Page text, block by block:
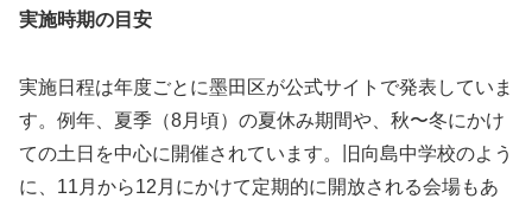
実施時期の目安
実施日程は年度ごとに墨田区が公式サイトで発表していま
す。例年、夏季（8月頃）の夏休み期間や、秋〜冬にかけ
ての土日を中心に開催されています。旧向島中学校のよう
に、11月から12月にかけて定期的に開放される会場もあ